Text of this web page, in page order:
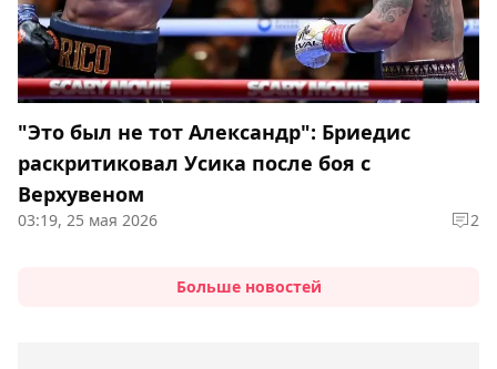
"Это был не тот Александр": Бриедис
раскритиковал Усика после боя с
Верхувеном
03:19, 25 мая 2026 2
Больше новостей